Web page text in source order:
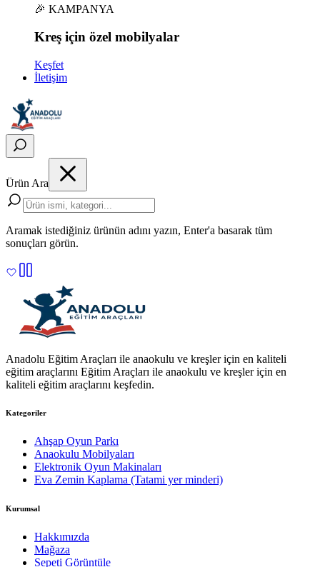
🎉 KAMPANYA
Kreş için özel mobilyalar
Keşfet
İletişim
Ürün Ara
Aramak istediğiniz ürünün adını yazın, Enter'a basarak tüm
sonuçları görün.
Anadolu Eğitim Araçları ile anaokulu ve kreşler için en kaliteli
eğitim araçlarını Eğitim Araçları ile anaokulu ve kreşler için en
kaliteli eğitim araçlarını keşfedin.
Kategoriler
Ahşap Oyun Parkı
Anaokulu Mobilyaları
Elektronik Oyun Makinaları
Eva Zemin Kaplama (Tatami yer minderi)
Kurumsal
Hakkımızda
Mağaza
Sepeti Görüntüle